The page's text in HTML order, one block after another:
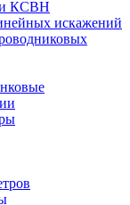
и КСВН
искажений